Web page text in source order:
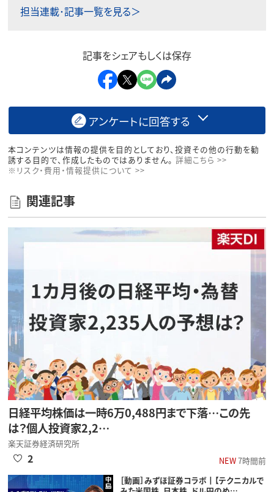
担当連載･記事一覧を見る＞
記事をシェアもしくは保存
アンケートに回答する
本コンテンツは情報の提供を目的としており、投資その他の行動を勧
誘する目的で、作成したものではありません。 詳細こちら >>
※リスク・費用・情報提供について >>
関連記事
日経平均株価は一時6万0,488円まで下落…この先
は？個人投資家2,2…
楽天証券経済研究所
NEW7時間前
2
［動画］みずほ証券コラボ┃【テクニカルで